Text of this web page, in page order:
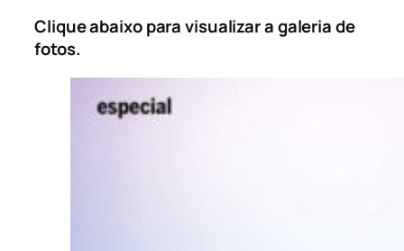
Clique abaixo para visualizar a galeria de
fotos.